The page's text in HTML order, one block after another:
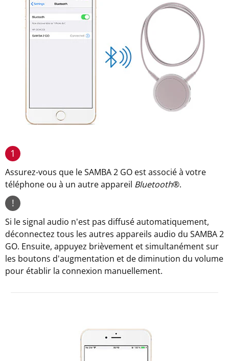
1
Assurez-vous que le SAMBA 2 GO est associé à votre
téléphone ou à un autre appareil Bluetooth®.
!
Si le signal audio n'est pas diffusé automatiquement,
déconnectez tous les autres appareils audio du SAMBA 2
GO. Ensuite, appuyez brièvement et simultanément sur
les boutons d'augmentation et de diminution du volume
pour établir la connexion manuellement.